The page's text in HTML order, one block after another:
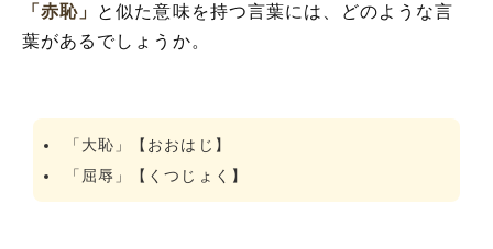
「赤恥」
と似た意味を持つ言葉には、どのような言
葉があるでしょうか。
「大恥」【おおはじ】
「屈辱」【くつじょく】